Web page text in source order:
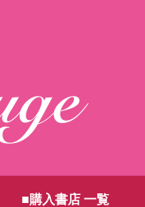
■購入書店 一覧